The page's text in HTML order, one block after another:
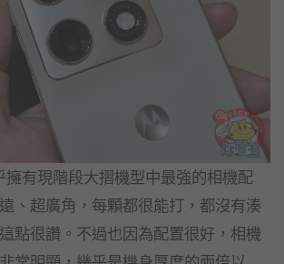
有現階段大摺機型中最強的相機配
、超廣角，每顆都很能打，都沒有湊
點很讚。不過也因為配置很好，相機